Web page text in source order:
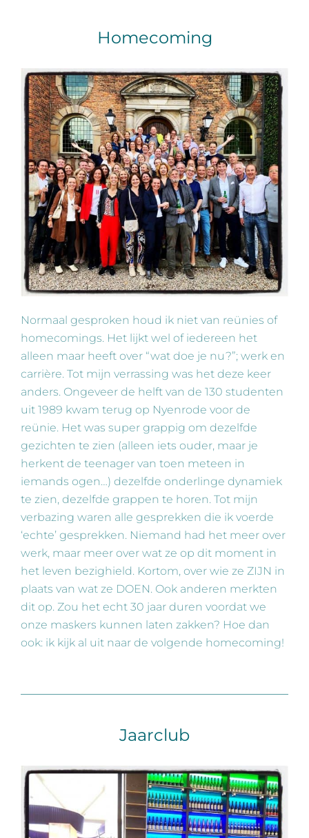
Homecoming
Normaal gesproken houd ik niet van reünies of
homecomings. Het lijkt wel of iedereen het
alleen maar heeft over “wat doe je nu?”; werk en
carrière. Tot mijn verrassing was het deze keer
anders. Ongeveer de helft van de 130 studenten
uit 1989 kwam terug op Nyenrode voor de
reünie. Het was super grappig om dezelfde
gezichten te zien (alleen iets ouder, maar je
herkent de teenager van toen meteen in
iemands ogen…) dezelfde onderlinge dynamiek
te zien, dezelfde grappen te horen. Tot mijn
verbazing waren alle gesprekken die ik voerde
‘echte’ gesprekken. Niemand had het meer over
werk, maar meer over wat ze op dit moment in
het leven bezighield. Kortom, over wie ze ZIJN in
plaats van wat ze DOEN. Ook anderen merkten
dit op. Zou het echt 30 jaar duren voordat we
onze maskers kunnen laten zakken? Hoe dan
ook: ik kijk al uit naar de volgende homecoming!
Jaarclub